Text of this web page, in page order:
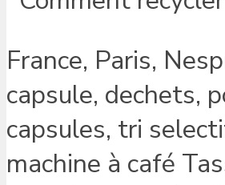
France, Paris,
capsule, dechets,
capsules, tri
machine à café